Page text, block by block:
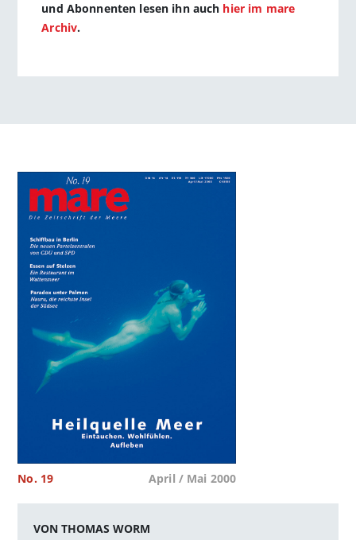
und Abonnenten lesen ihn auch hier im mare
Archiv.
No. 19 April / Mai 2000
VON THOMAS WORM